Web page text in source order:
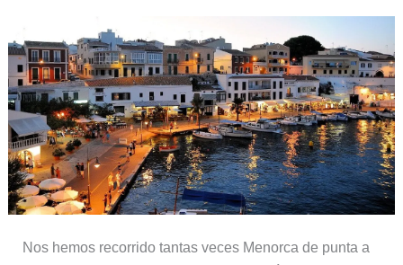
Nos hemos recorrido tantas veces Menorca de punta a